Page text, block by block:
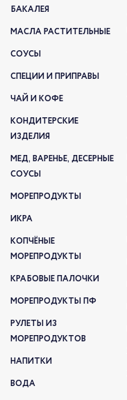
БАКАЛЕЯ
МАСЛА РАСТИТЕЛЬНЫЕ
СОУСЫ
СПЕЦИИ И ПРИПРАВЫ
ЧАЙ И КОФЕ
КОНДИТЕРСКИЕ
ИЗДЕЛИЯ
МЕД, ВАРЕНЬЕ, ДЕСЕРНЫЕ
СОУСЫ
МОРЕПРОДУКТЫ
ИКРА
КОПЧЁНЫЕ
МОРЕПРОДУКТЫ
КРАБОВЫЕ ПАЛОЧКИ
МОРЕПРОДУКТЫ ПФ
РУЛЕТЫ ИЗ
МОРЕПРОДУКТОВ
НАПИТКИ
ВОДА